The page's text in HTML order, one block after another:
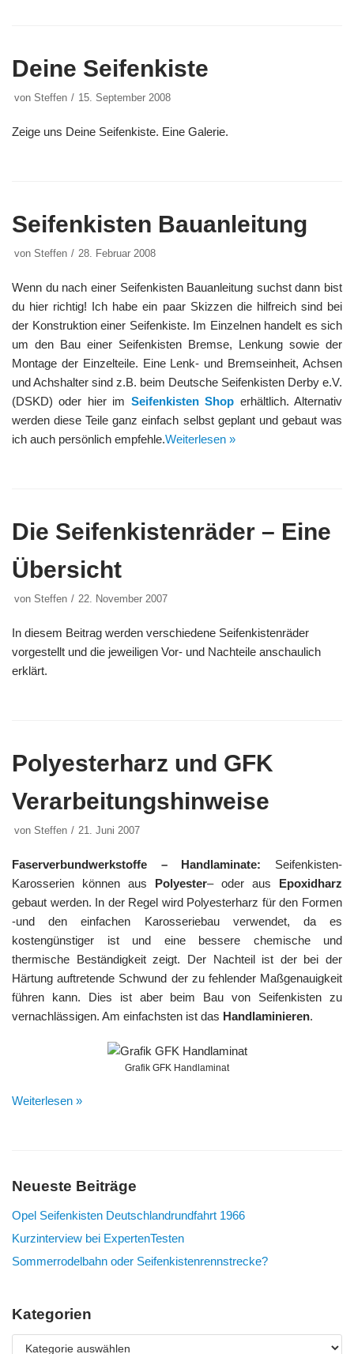
Deine Seifenkiste
von Steffen 15. September 2008
Zeige uns Deine Seifenkiste. Eine Galerie.
Seifenkisten Bauanleitung
von Steffen 28. Februar 2008
Wenn du nach einer Seifenkisten Bauanleitung suchst dann bist
du hier richtig! Ich habe ein paar Skizzen die hilfreich sind bei
der Konstruktion einer Seifenkiste. Im Einzelnen handelt es sich
um den Bau einer Seifenkisten Bremse, Lenkung sowie der
Montage der Einzelteile. Eine Lenk- und Bremseinheit, Achsen
und Achshalter sind z.B. beim Deutsche Seifenkisten Derby e.V.
(DSKD) oder hier im Seifenkisten Shop erhältlich. Alternativ
werden diese Teile ganz einfach selbst geplant und gebaut was
ich auch persönlich empfehle.Weiterlesen »
Die Seifenkistenräder – Eine
Übersicht
von Steffen 22. November 2007
In diesem Beitrag werden verschiedene Seifenkistenräder
vorgestellt und die jeweiligen Vor- und Nachteile anschaulich
erklärt.
Polyesterharz und GFK
Verarbeitungshinweise
von Steffen 21. Juni 2007
Faserverbundwerkstoffe – Handlaminate: Seifenkisten-
Karosserien können aus Polyester– oder aus Epoxidharz
gebaut werden. In der Regel wird Polyesterharz für den Formen
-und den einfachen Karosseriebau verwendet, da es
kostengünstiger ist und eine bessere chemische und
thermische Beständigkeit zeigt. Der Nachteil ist der bei der
Härtung auftretende Schwund der zu fehlender Maßgenauigkeit
führen kann. Dies ist aber beim Bau von Seifenkisten zu
vernachlässigen. Am einfachsten ist das Handlaminieren.
Grafik GFK Handlaminat
Weiterlesen »
Neueste Beiträge
Opel Seifenkisten Deutschlandrundfahrt 1966
Kurzinterview bei ExpertenTesten
Sommerrodelbahn oder Seifenkistenrennstrecke?
Kategorien